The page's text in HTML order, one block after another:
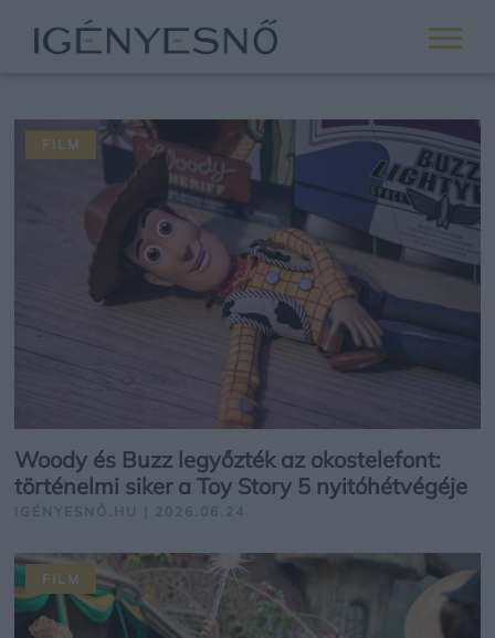
Woody és Buzz legyőzték az okostelefont:
történelmi siker a Toy Story 5 nyitóhétvégéje
IGÉNYESNŐ.HU | 2026.06.24
FILM
FILM